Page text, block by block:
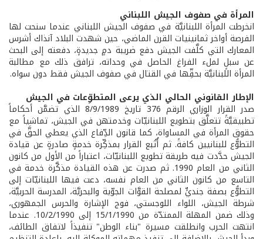
المرأة في صفوف الجيش اللبناني
انخرطت المرأة اللبنانيَّة في صفوف الجيش اللبناني عندما سنحت لها
الفرصة أواخر ثمانينيات القرن الماضي، حين شهدت البلاد آنذاك أشرس
المعارك التي كلَّفت الجيش دفع ضريبة دمٍ جديدةٍ، دفعته إلى البحث
عن سبلٍ لملء الفراغ الحاصل في وحداته، ترافق ذلك مع مطالبة
المرأة اللبنانيَّة بحقِّها في القتال في صفوف الجيش فقط دون سواه.
الإطار القانوني الحالي الذي يرعى المتطوِّعات في الجيش
صدر القرار الوزاري الرقم 376 تاريخ 8/9/1989 الذي تضمَّن أحكاماً
تطبيقيَّةً تتعلَّق بتطويع اللبنانيّات وخدمتهن في الجيش، تماشياً مع
حقوق المرأة في المساواة، كما قانون الدِّفاع الذي يعطي الحقَّ في
التطوُّع للبنانيين كافةً. ثم أُتُبع القرار بمذكِّرة خدمةٍ صادرةٍ عن قيادة
الجيش حدَّدت فيه طريقة تطويع اللبنانيّات، اعتباراً من الأول من كانون
الثاني من العام 1990. ثم صدرت عن هذه القيادة مذكَّرة خدمة في
التاسع من كانون الثاني من العام نفسه، دعت فيها اللبنانيّات إلى
التطوُّع بصفة جنديٍّ لمصلحة القوَّات الجوّية والبحريَّة، المدرسة الحربيَّة،
شرطة الجيش، اللواء اللوجستي، فوج الإشارة والحرس الجمهوري،
وذلك ضمن المهلة الممتدّة من 15/1/1990 إلى 10/2/1990. عندما
انتهت الحرب وانطلقت مسيرة "بناء الوطن" تنفيذاً لاتفاق الطائف،